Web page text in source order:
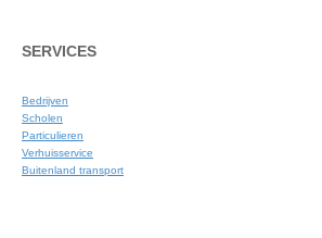
SERVICES
Bedrijven
Scholen
Particulieren
Verhuisservice
Buitenland transport